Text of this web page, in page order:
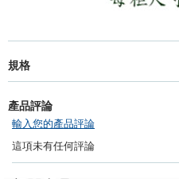
規格
產品評論
輸入您的產品評論
這項未有任何評論